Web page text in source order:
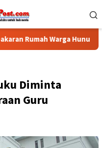
Warga Hunuth
Diminta
Guru